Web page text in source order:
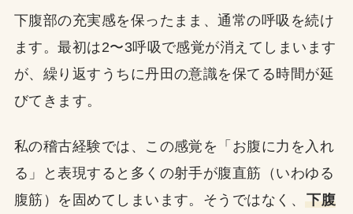
下腹部の充実感を保ったまま、通常の呼吸を続け
ます。最初は2〜3呼吸で感覚が消えてしまいます
が、繰り返すうちに丹田の意識を保てる時間が延
びてきます。
私の稽古経験では、この感覚を「お腹に力を入れ
る」と表現すると多くの射手が腹直筋（いわゆる
腹筋）を固めてしまいます。そうではなく、 下腹